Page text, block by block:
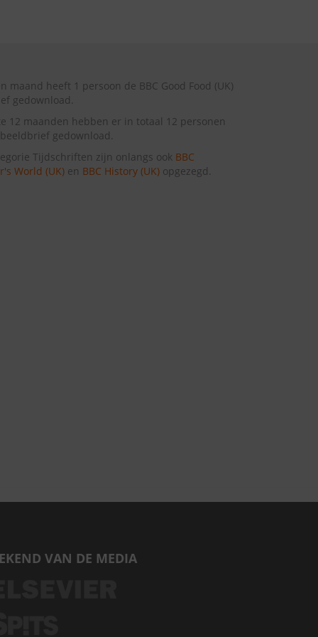
maand heeft 1 persoon de BBC Good Food (UK)
gedownload.
12 maanden hebben er in totaal 12 personen
gedownload.
Tijdschriften zijn onlangs ook BBC
World (UK)en BBC History (UK)opgezegd.
VAN DE MEDIA